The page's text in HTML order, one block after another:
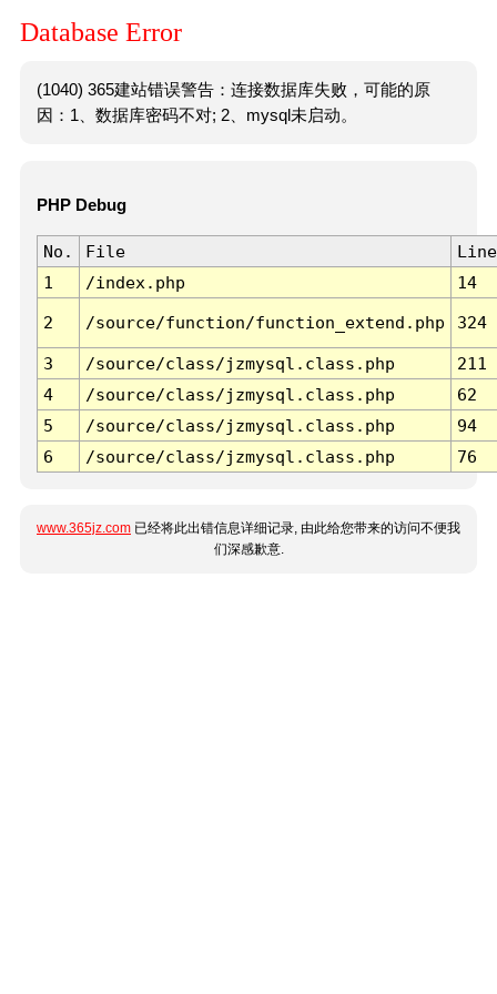
Database Error
(1040) 365建站错误警告：连接数据库失败，可能的原
因：1、数据库密码不对; 2、mysql未启动。
PHP Debug
No. File
Line
1
/index.php 14
2 /source/function/function_extend.php 324
3 /source/class/jzmysql.class.php
211
4
/source/class/jzmysql.class.php
62
5
/source/class/jzmysql.class.php
94
6
/source/class/jzmysql.class.php 76
www.365jz.com 已经将此出错信息详细记录, 由此给您带来的访问不便我
们深感歉意.